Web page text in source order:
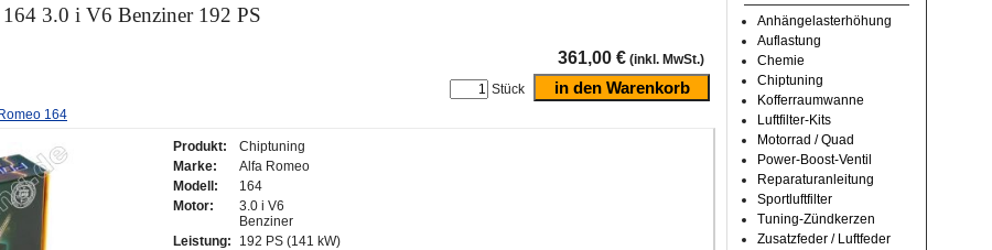
Anhängelasterhöhung
Auflastung
Chemie
Chiptuning
Kofferraumwanne
Luftfilter-Kits
Motorrad / Quad
Power-Boost-Ventil
Reparaturanleitung
Sportluftfilter
Tuning-Zündkerzen
Zusatzfeder / Luftfeder
3.0 i V6 Benziner 192 PS
361,00 € (inkl. MwSt.)
Stück
164
Produkt:
Chiptuning
Marke:
Alfa Romeo
Modell:
164
Motor:
3.0 i V6
Benziner
Leistung:
192 PS (141 kW)